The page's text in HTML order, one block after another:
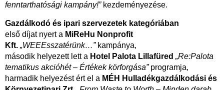
fenntarthatósági kampány!”kezdeményezése.
Gazdálkodó és ipari szervezetek kategóriában
első díjat nyert a MiReHu Nonprofit
Kft. „WEEEsszatérünk…”kampánya,
második helyezett lett a Hotel Palota Lillafüred „Re:Palota
tematikus akcióhét – Értékek körforgása”programja,
harmadik helyezést ért el a MÉH Hulladékgazdálkodási és